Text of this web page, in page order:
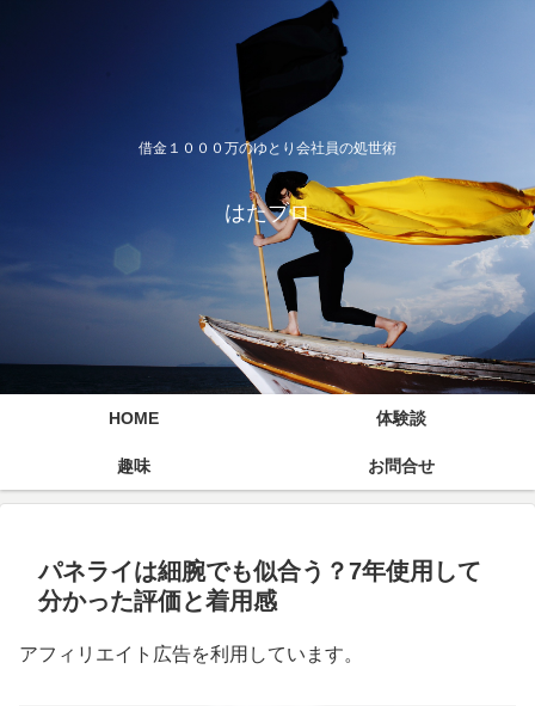
借金１０００万のゆとり会社員の処世術
はたブロ
HOME 体験談
趣味 お問合せ
パネライは細腕でも似合う？7年使用して
分かった評価と着用感
アフィリエイト広告を利用しています。